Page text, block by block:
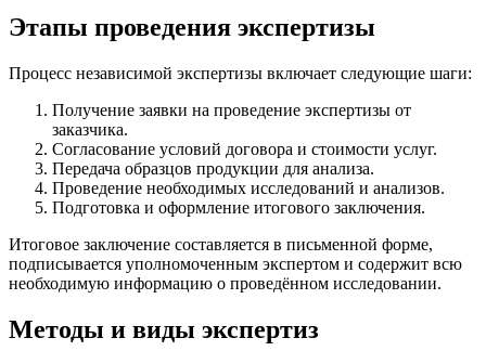
Этапы проведения экспертизы
Процесс независимой экспертизы включает следующие шаги:
Получение заявки на проведение экспертизы от
заказчика.
Согласование условий договора и стоимости услуг.
Передача образцов продукции для анализа.
Проведение необходимых исследований и анализов.
Подготовка и оформление итогового заключения.
Итоговое заключение составляется в письменной форме,
подписывается уполномоченным экспертом и содержит всю
необходимую информацию о проведённом исследовании.
Методы и виды экспертиз